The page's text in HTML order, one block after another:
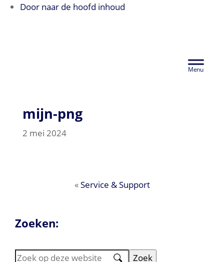
Door naar de hoofd inhoud
Header
mijn-png
2 mei 2024
«Service & Support
Zoeken:
Zoek